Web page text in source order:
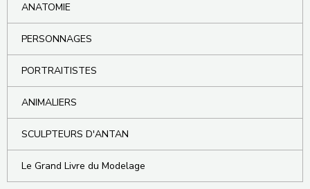
ANATOMIE
PERSONNAGES
PORTRAITISTES
ANIMALIERS
SCULPTEURS D'ANTAN
Le Grand Livre du Modelage